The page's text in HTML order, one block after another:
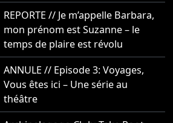
REPORTE // Je m’appelle Barbara,
mon prénom est Suzanne – le
temps de plaire est révolu
ANNULE // Episode 3: Voyages,
Vous êtes ici – Une série au
théâtre